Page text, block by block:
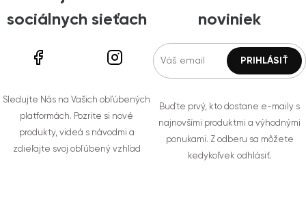
sociálnych sieťach
Sledujte Nás na Vašich obľúbených
platformách. Pozrite si nové
produkty, videá s návodmi a
zdieľajte svoj obľúbený vzhľad
noviniek
Buďte prvý, kto dostane e-maily s
najnovšími produktmi a výhodnými
ponukami. Z odberu sa môžete
kedykoľvek odhlásiť.